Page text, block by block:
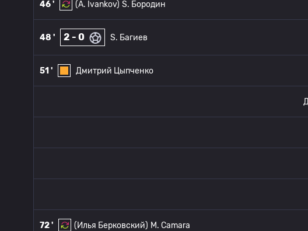
46 ' (A. Ivankov) S. Бородин
48 ' 2 - 0 S. Багиев
51 ' Дмитрий Цыпченко
72 ' (Илья Берковский) M. Camara